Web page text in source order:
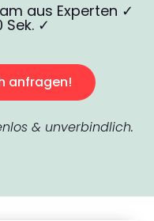
aus Experten ✓
✓
anfragen!
& unverbindlich.